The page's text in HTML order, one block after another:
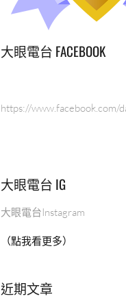
大眼電台 FACEBOOK
https://www.facebook.com/
大眼電台 IG
大眼電台Instagram
（點我看更多）
近期文章